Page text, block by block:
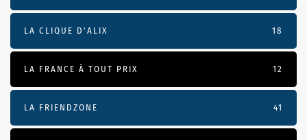
LA CLIQUE D'ALIX 18
LA FRANCE À TOUT PRIX 12
LA FRIENDZONE 41